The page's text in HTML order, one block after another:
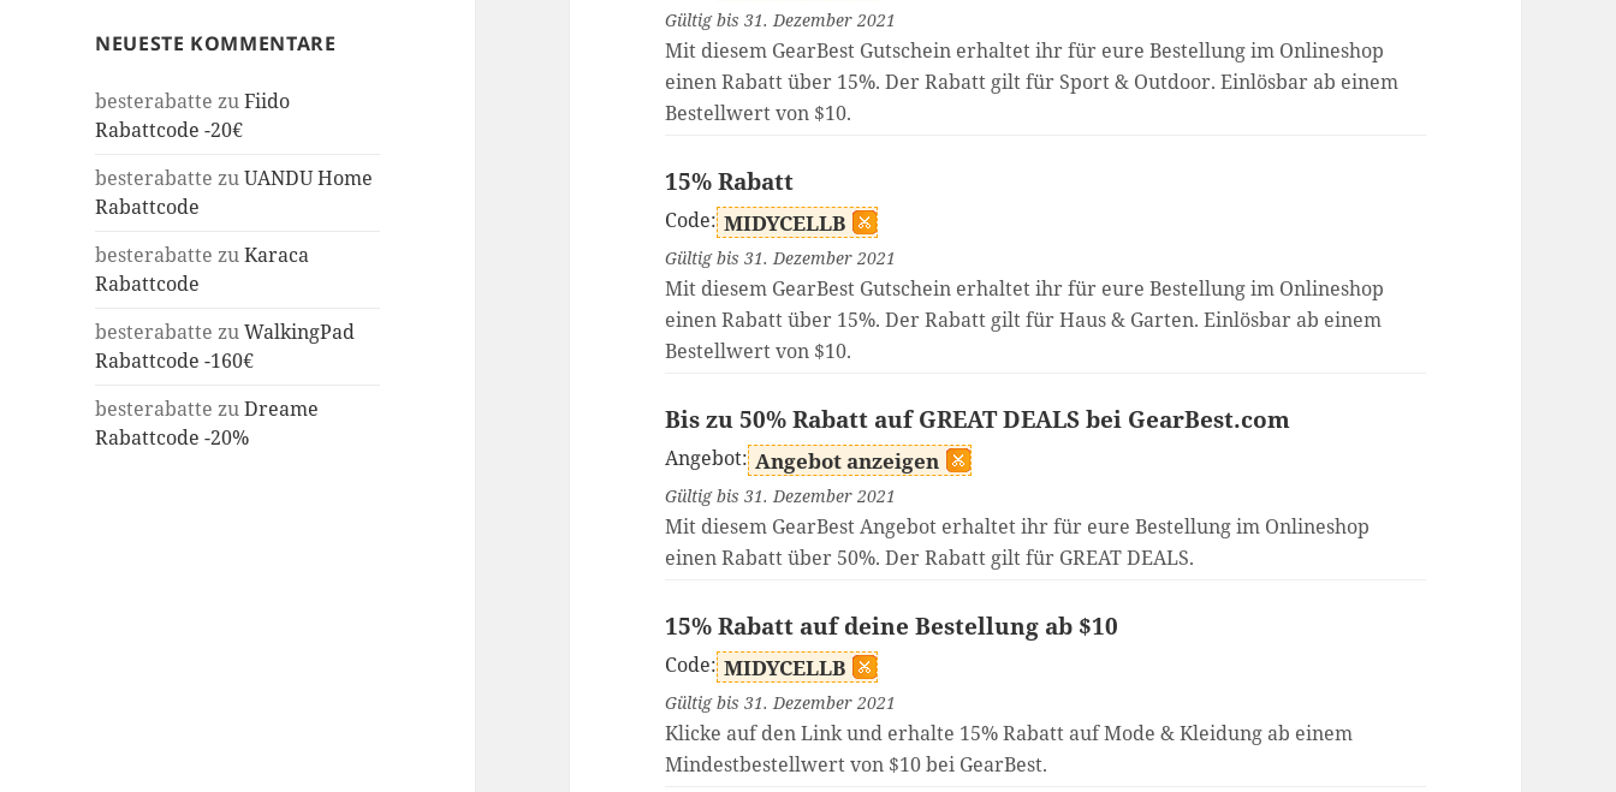
NEUESTE KOMMENTARE
besterabatte zuFiido
Rabattcode -20€
besterabatte zuUANDU Home
Rabattcode
besterabatte zuKaraca
Rabattcode
besterabatte zuWalkingPad
Rabattcode -160€
besterabatte zuDreame
Rabattcode -20%
Gültig bis 31. Dezember 2021
Mit diesem GearBest Gutschein erhaltet ihr für eure Bestellung im Onlineshop
einen Rabatt über 15%. Der Rabatt gilt für Sport & Outdoor. Einlösbar ab einem
Bestellwert von $10.
15% Rabatt
Code: MIDYCELLB
Gültig bis 31. Dezember 2021
Mit diesem GearBest Gutschein erhaltet ihr für eure Bestellung im Onlineshop
einen Rabatt über 15%. Der Rabatt gilt für Haus & Garten. Einlösbar ab einem
Bestellwert von $10.
Bis zu 50% Rabatt auf GREAT DEALS bei GearBest.com
Angebot: Angebot anzeigen
Gültig bis 31. Dezember 2021
Mit diesem GearBest Angebot erhaltet ihr für eure Bestellung im Onlineshop
einen Rabatt über 50%. Der Rabatt gilt für GREAT DEALS.
15% Rabatt auf deine Bestellung ab $10
Code: MIDYCELLB
Gültig bis 31. Dezember 2021
Klicke auf den Link und erhalte 15% Rabatt auf Mode & Kleidung ab einem
Mindestbestellwert von $10 bei GearBest.